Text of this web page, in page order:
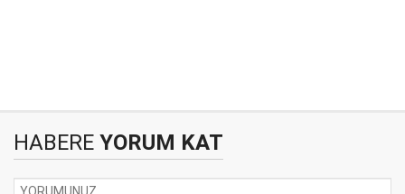
HABERE YORUM KAT